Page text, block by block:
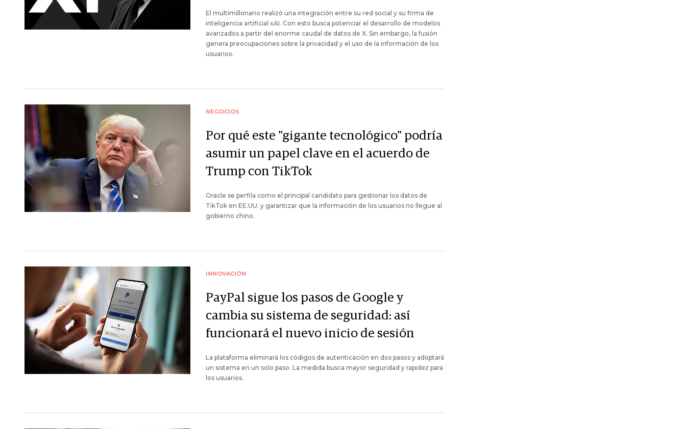
El multimillonario realizó una integración entre su red social y su firma de
inteligencia artificial xAI. Con esto busca potenciar el desarrollo de modelos
avanzados a partir del enorme caudal de datos de X. Sin embargo, la fusión
genera preocupaciones sobre la privacidad y el uso de la información de los
usuarios.
NEGOCIOS
Por qué este "gigante tecnológico" podría
asumir un papel clave en el acuerdo de
Trump con TikTok
Oracle se perfila como el principal candidato para gestionar los datos de
TikTok en EE.UU. y garantizar que la información de los usuarios no llegue al
gobierno chino.
INNOVACIÓN
PayPal sigue los pasos de Google y
cambia su sistema de seguridad: así
funcionará el nuevo inicio de sesión
La plataforma eliminará los códigos de autenticación en dos pasos y adoptará
un sistema en un solo paso. La medida busca mayor seguridad y rapidez para
los usuarios.